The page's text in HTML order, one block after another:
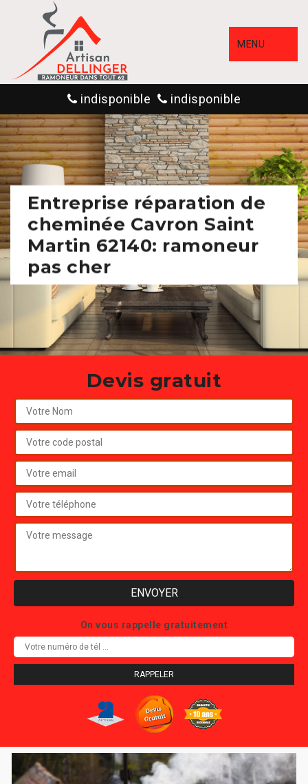
MENU
indisponible indisponible
Entreprise réparation de
cheminée Cavron Saint
Martin 62140: ramoneur
pas cher
Devis gratuit
On vous rappelle gratuitement